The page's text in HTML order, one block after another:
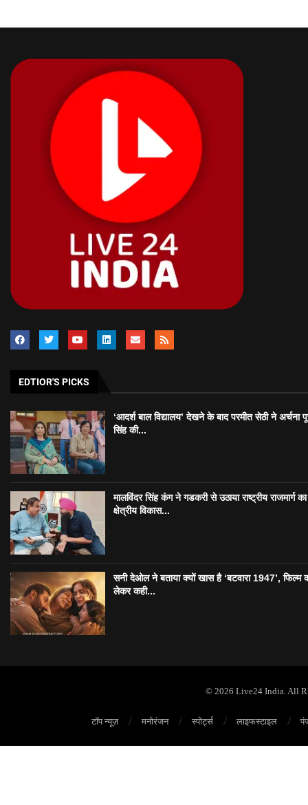
EDTIOR'S PICKS
‘आदर्श बाल विद्यालय’ देखने के बाद परमीत सेठी ने अर्चना
सिंह की...
मालविंदर सिंह कंग ने गडकरी से उठाया राष्ट्रीय राजमार्ग का
क्षेत्रीय विकास...
सनी देओल ने बताया क्यों खास है ‘बटवारा 1947’, फिल्म
लेकर कही...
© 2026 Live24 India. All
टॉप न्यूज़ मनोरंजन स्पोर्ट्स लाइफस्टाइल